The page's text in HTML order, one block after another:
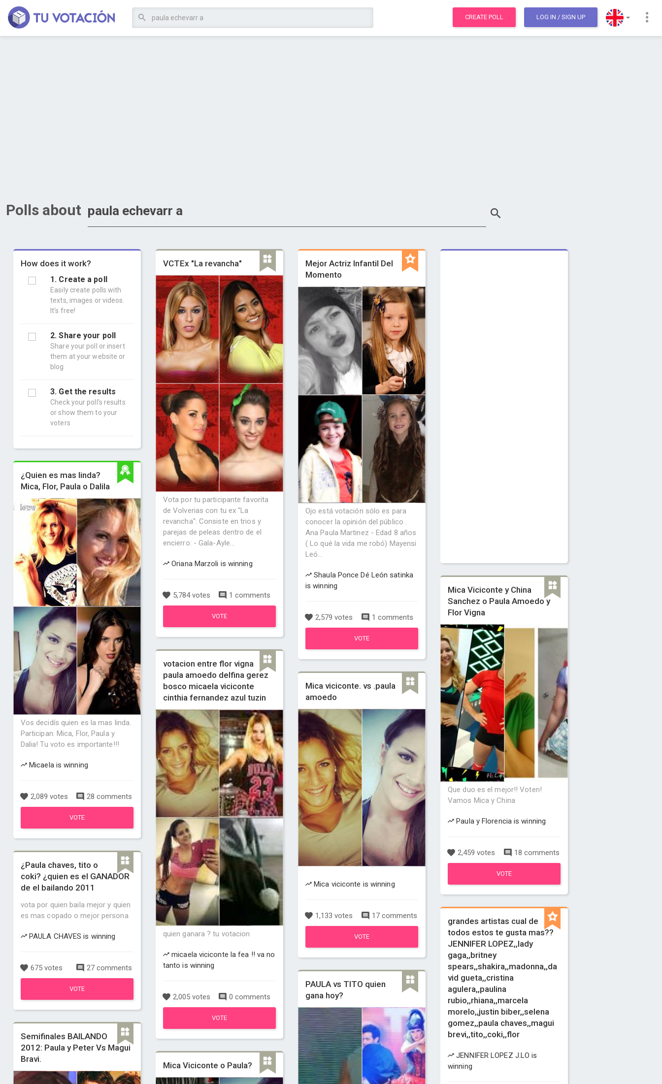
CREATE POLL LOG IN / SIGN UP
Polls about
How does it work?
1. Create a poll
Easily create polls with
texts, images or videos.
It's free!
2. Share your poll
Share your poll or insert
them at your website or
blog
3. Get the results
Check your poll's results
or show them to your
voters
¿Quien es mas linda?
Mica, Flor, Paula o Dalila
Vos decidís quien es la mas linda.
Participan: Mica, Flor, Paula y
Dalia! Tu voto es importante!!!
Micaela is winning
2,089 votes 28 comments
VOTE
¿Paula chaves, tito o
coki? ¿quien es el GANADOR
de el bailando 2011
vota por quien baila mejor y quien
es mas copado o mejor persona
PAULA CHAVES is winning
675 votes 27 comments
VOTE
Semifinales BAILANDO
2012: Paula y Peter Vs Magui
Bravi.
VCTEx "La revancha"
Vota por tu participante favorita
de Volverias con tu ex "La
revancha": Consiste en trios y
parejas de peleas dentro de el
encierro: - Gala-Ayle...
Oriana Marzoli is winning
5,784 votes 1 comments
VOTE
votacion entre flor vigna
paula amoedo delfina gerez
bosco micaela viciconte
cinthia fernandez azul tuzin
quien ganara ? tu votacion
micaela viciconte la fea !! va no
tanto is winning
2,005 votes 0 comments
VOTE
Mica Viciconte o Paula?
Mejor Actriz Infantil Del
Momento
Ojo está votación sólo es para
conocer la opinión del público .
Ana Paula Martinez - Edad 8 años
( Lo qué la vida me robó) Mayensi
Leó...
Shaula Ponce Dé León satinka
is winning
2,579 votes 1 comments
VOTE
Mica viciconte. vs .paula
amoedo
Mica viciconte is winning
1,133 votes 17 comments
VOTE
PAULA vs TITO quien
gana hoy?
Mica Viciconte y China
Sanchez o Paula Amoedo y
Flor Vigna
Que duo es el mejor!! Voten!
Vamos Mica y China
Paula y Florencia is winning
2,459 votes 18 comments
VOTE
grandes artistas cual de
todos estos te gusta mas??
JENNIFER LOPEZ,,lady
gaga,,britney
spears,,shakira,,madonna,,da
vid gueta,,cristina
agulera,,paulina
rubio,,rhiana,,marcela
morelo,,justin biber,,selena
gomez,,paula chaves,,magui
brevi,,tito,,coki,,flor
JENNIFER LOPEZ J.LO is
winning